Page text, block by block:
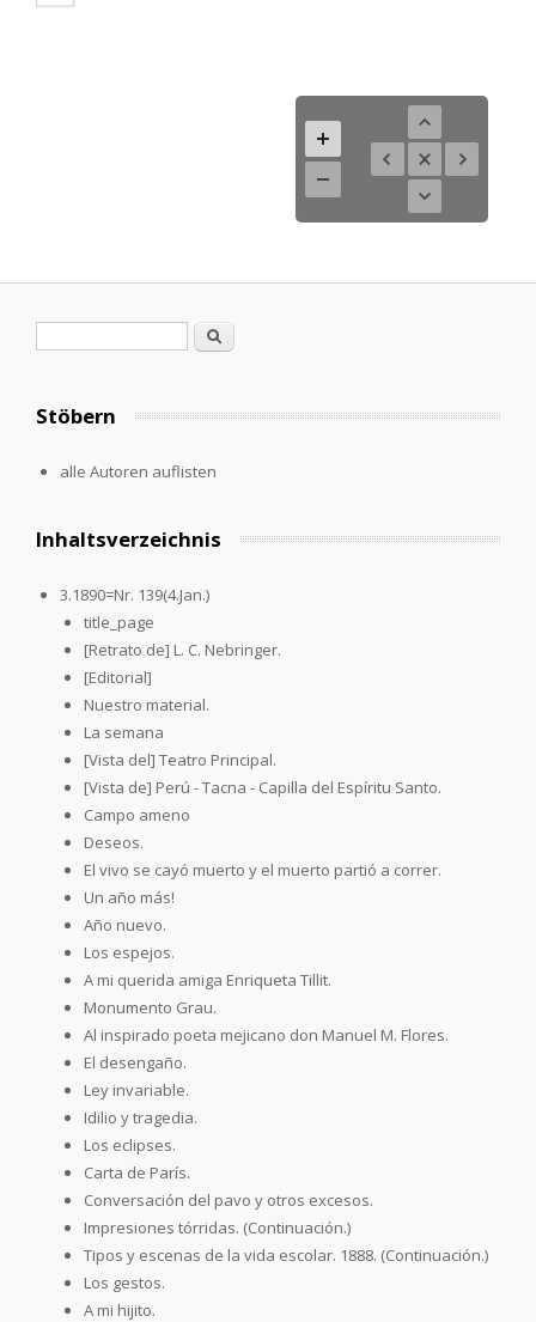
Search
Stöbern
alle Autoren auflisten
Inhaltsverzeichnis
3.1890=Nr. 139(4.Jan.)
title_page
[Retrato de] L. C. Nebringer.
[Editorial]
Nuestro material.
La semana
[Vista del] Teatro Principal.
[Vista de] Perú - Tacna - Capilla del Espíritu Santo.
Campo ameno
Deseos.
El vivo se cayó muerto y el muerto partió a correr.
Un año más!
Año nuevo.
Los espejos.
A mi querida amiga Enriqueta Tillit.
Monumento Grau.
Al inspirado poeta mejicano don Manuel M. Flores.
El desengaño.
Ley invariable.
Idilio y tragedia.
Los eclipses.
Carta de París.
Conversación del pavo y otros excesos.
Impresiones tórridas. (Continuación.)
Tipos y escenas de la vida escolar. 1888. (Continuación.)
Los gestos.
A mi hijito.